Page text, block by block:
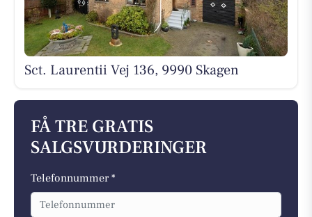
Sct. Laurentii Vej 136, 9990 Skagen
FÅ TRE GRATIS
SALGSVURDERINGER
Telefonnummer *